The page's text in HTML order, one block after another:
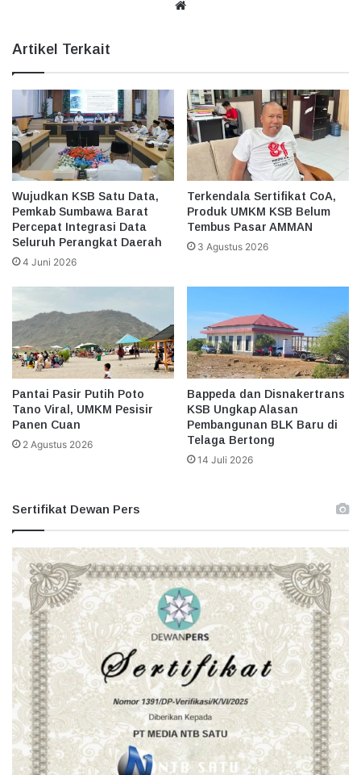
Artikel Terkait
Wujudkan KSB Satu Data,
Pemkab Sumbawa Barat
Percepat Integrasi Data
Seluruh Perangkat Daerah
4 Juni 2026
Terkendala Sertifikat CoA,
Produk UMKM KSB Belum
Tembus Pasar AMMAN
3 Agustus 2026
Pantai Pasir Putih Poto
Tano Viral, UMKM Pesisir
Panen Cuan
2 Agustus 2026
Bappeda dan Disnakertrans
KSB Ungkap Alasan
Pembangunan BLK Baru di
Telaga Bertong
14 Juli 2026
Sertifikat Dewan Pers